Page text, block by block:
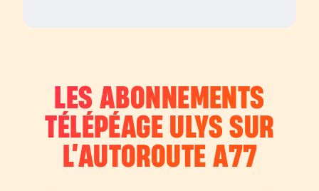
LES ABONNEMENTS
TÉLÉPÉAGE ULYS SUR
L’AUTOROUTE A77